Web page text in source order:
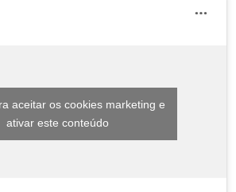
aceitar os cookies marketing e
ativar este conteúdo